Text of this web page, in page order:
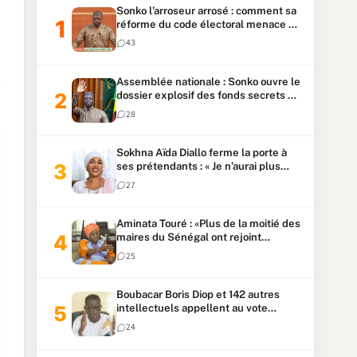
Sonko l’arroseur arrosé : comment sa
réforme du code électoral menace sa
candidature
43
Assemblée nationale : Sonko ouvre le
dossier explosif des fonds secrets et
du patrimoine présidentiel
28
Sokhna Aïda Diallo ferme la porte à
ses prétendants : « Je n’aurai plus
jamais un autre mari »
27
Aminata Touré : «Plus de la moitié des
maires du Sénégal ont rejoint
Kiiraay»
25
Boubacar Boris Diop et 142 autres
intellectuels appellent au vote
urgent de la révision
constitutionnelle
24